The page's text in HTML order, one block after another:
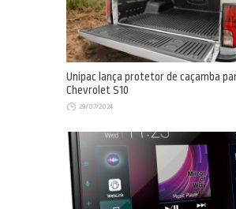
Unipac lança protetor de caçamba
Chevrolet S10
29/07/2024